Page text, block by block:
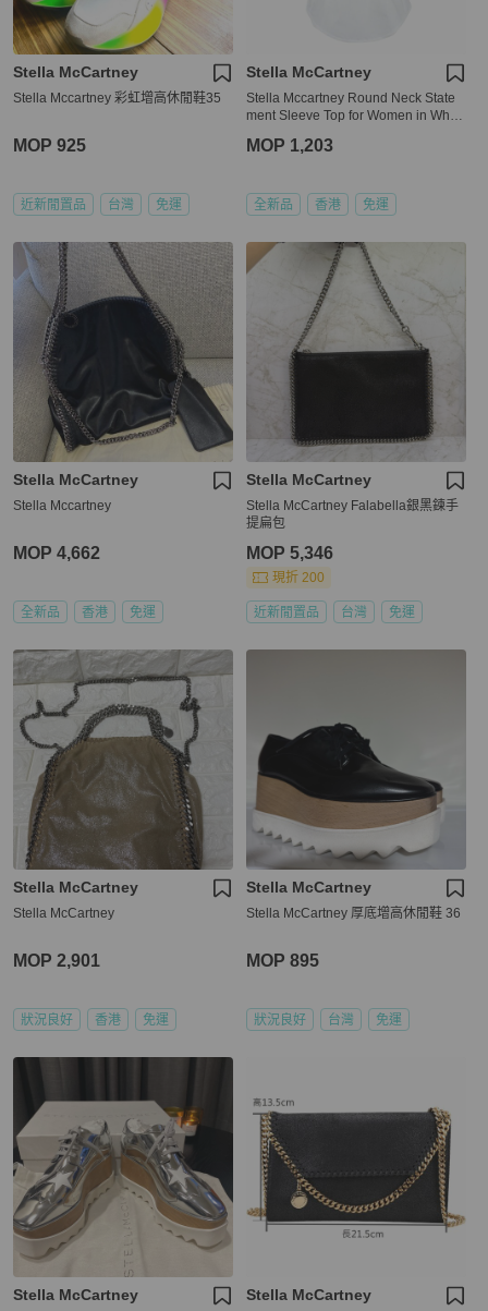
Stella McCartney
Stella Mccartney 彩虹增高休閒鞋35
MOP 925
近新閒置品 台灣 免運
Stella McCartney
Stella Mccartney Round Neck State
ment Sleeve Top for Women in White
MOP 1,203
全新品 香港 免運
Stella McCartney
Stella Mccartney
MOP 4,662
全新品 香港 免運
Stella McCartney
Stella McCartney Falabella銀黑鍊手
提扁包
MOP 5,346
現折 200
近新閒置品 台灣 免運
Stella McCartney
Stella McCartney
MOP 2,901
狀況良好 香港 免運
Stella McCartney
Stella McCartney 厚底增高休閒鞋 36
MOP 895
狀況良好 台灣 免運
Stella McCartney Stella McCartney